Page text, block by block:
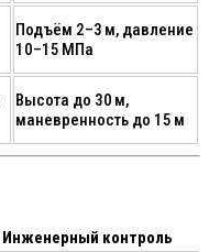
Подъём 2–3 м, давление
10–15 МПа
Высота до 30 м,
маневренность до 15 м
Инженерный контроль